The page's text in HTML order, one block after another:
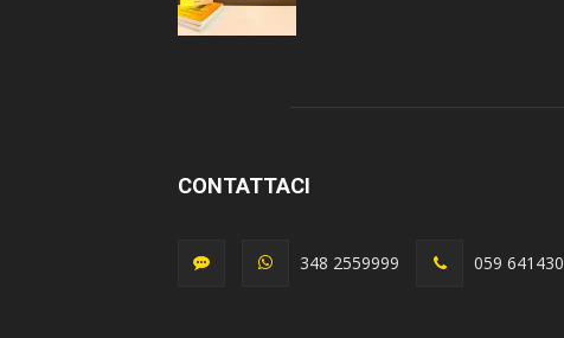
CONTATTACI
348 2559999 059 641430